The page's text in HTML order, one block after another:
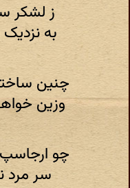
ز لشکر
به
چنین
وزین
چو
سر مرد